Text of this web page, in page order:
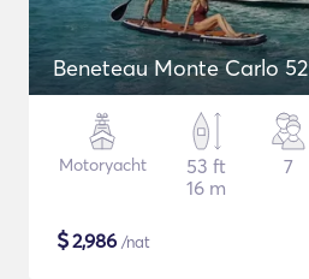
Beneteau Monte Carlo 52
Motoryacht
53 ft
16 m
7
$2,986 /nat